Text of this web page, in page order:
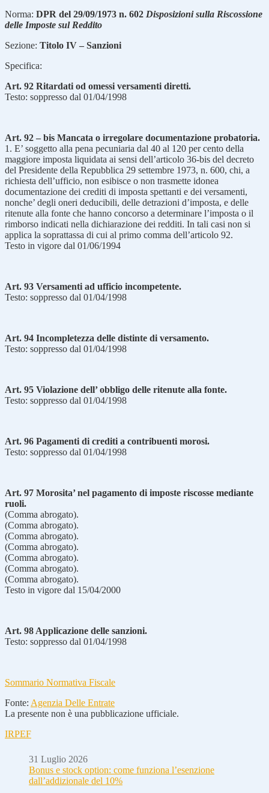
Norma: DPR del 29/09/1973 n. 602 Disposizioni sulla Riscossione
delle Imposte sul Reddito
Sezione: Titolo IV – Sanzioni
Specifica:
Art. 92 Ritardati od omessi versamenti diretti.
Testo: soppresso dal 01/04/1998
Art. 92 – bis Mancata o irregolare documentazione probatoria.
1. E’ soggetto alla pena pecuniaria dal 40 al 120 per cento della
maggiore imposta liquidata ai sensi dell’articolo 36-bis del decreto
del Presidente della Repubblica 29 settembre 1973, n. 600, chi, a
richiesta dell’ufficio, non esibisce o non trasmette idonea
documentazione dei crediti di imposta spettanti e dei versamenti,
nonche’ degli oneri deducibili, delle detrazioni d’imposta, e delle
ritenute alla fonte che hanno concorso a determinare l’imposta o il
rimborso indicati nella dichiarazione dei redditi. In tali casi non si
applica la soprattassa di cui al primo comma dell’articolo 92.
Testo in vigore dal 01/06/1994
Art. 93 Versamenti ad ufficio incompetente.
Testo: soppresso dal 01/04/1998
Art. 94 Incompletezza delle distinte di versamento.
Testo: soppresso dal 01/04/1998
Art. 95 Violazione dell’ obbligo delle ritenute alla fonte.
Testo: soppresso dal 01/04/1998
Art. 96 Pagamenti di crediti a contribuenti morosi.
Testo: soppresso dal 01/04/1998
Art. 97 Morosita’ nel pagamento di imposte riscosse mediante
ruoli.
(Comma abrogato).
(Comma abrogato).
(Comma abrogato).
(Comma abrogato).
(Comma abrogato).
(Comma abrogato).
(Comma abrogato).
Testo in vigore dal 15/04/2000
Art. 98 Applicazione delle sanzioni.
Testo: soppresso dal 01/04/1998
Sommario Normativa Fiscale
Fonte: Agenzia Delle Entrate
La presente non è una pubblicazione ufficiale.
IRPEF
31 Luglio 2026
Bonus e stock option: come funziona l’esenzione
dall’addizionale del 10%